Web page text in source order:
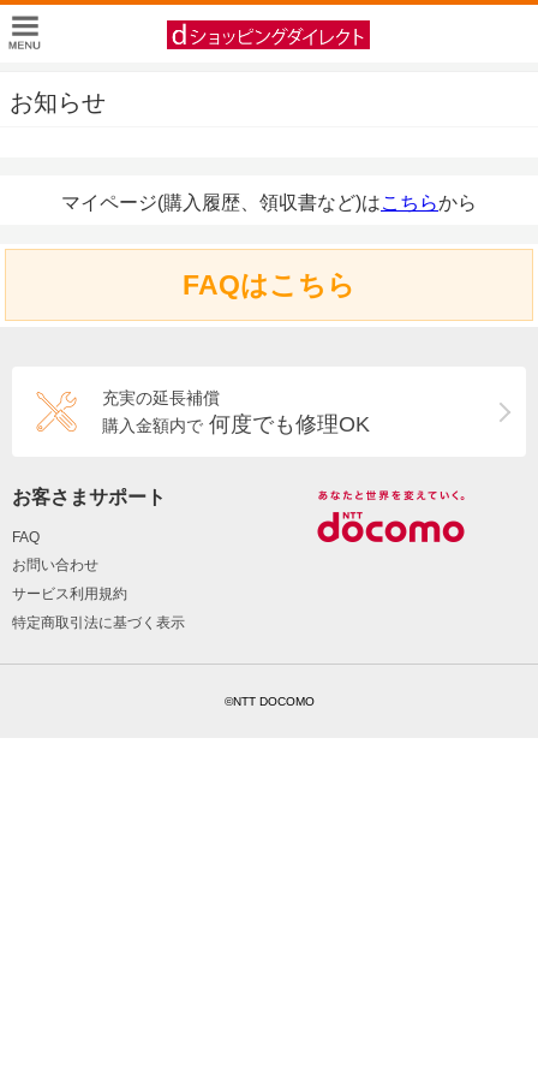
お知らせ
マイページ(購入履歴、領収書など)はこちらから
FAQはこちら
充実の延長補償
購入金額内で 何度でも修理OK
お客さまサポート
FAQ
お問い合わせ
サービス利用規約
特定商取引法に基づく表示
©NTT DOCOMO